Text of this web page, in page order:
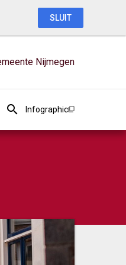
Nijmegen
Infographic
SLUIT